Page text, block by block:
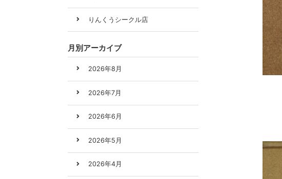
りんくうシークル店
月別アーカイブ
2026年8月
2026年7月
2026年6月
2026年5月
2026年4月